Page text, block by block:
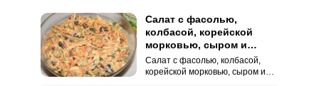
Салат с фасолью,
колбасой, корейской
морковью, сыром и
сухариками
Салат с фасолью, колбасой,
корейской морковью, сыром и